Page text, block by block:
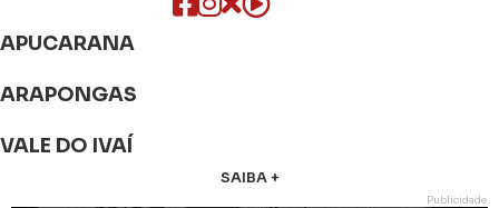
APUCARANA
ARAPONGAS
VALE DO IVAÍ
SAIBA +
Publicidade